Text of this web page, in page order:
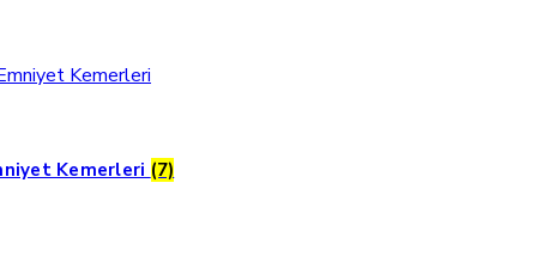
Kemerleri (7)